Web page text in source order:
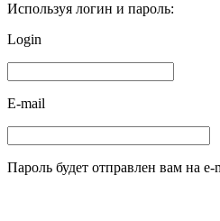
Используя логин и пароль:
Login
E-mail
Пароль будет отправлен вам на e-